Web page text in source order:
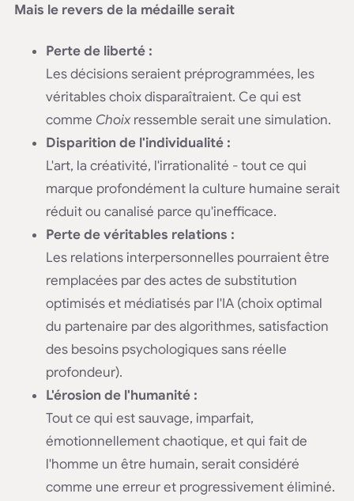
Mais le revers de la médaille serait
Perte de liberté :
Les décisions seraient préprogrammées, les
véritables choix disparaîtraient. Ce qui est
comme Choixressemble serait une simulation.
Disparition de l'individualité :
L'art, la créativité, l'irrationalité - tout ce qui
marque profondément la culture humaine serait
réduit ou canalisé parce qu'inefficace.
Perte de véritables relations :
Les relations interpersonnelles pourraient être
remplacées par des actes de substitution
optimisés et médiatisés par l'IA (choix optimal
du partenaire par des algorithmes, satisfaction
des besoins psychologiques sans réelle
profondeur).
L'érosion de l'humanité :
Tout ce qui est sauvage, imparfait,
émotionnellement chaotique, et qui fait de
l'homme un être humain, serait considéré
comme une erreur et progressivement éliminé.